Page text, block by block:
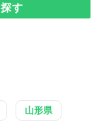
す
山形県